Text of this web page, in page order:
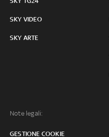
SKY VIDEO
SKY ARTE
Note legali:
GESTIONE COOKIE